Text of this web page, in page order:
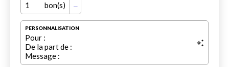
1 bon(s)
PERSONNALISATION
Pour :
De la part de :
Message :